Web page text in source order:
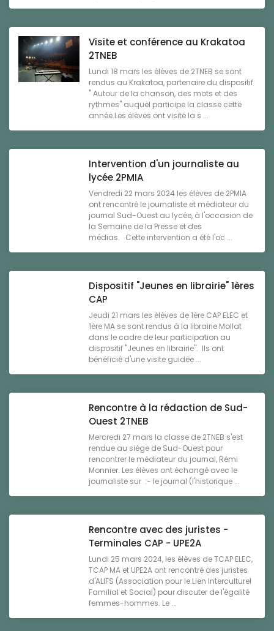
Visite et conférence au Krakatoa
2TNEB
Lundi 18 mars les élèves de 2TNEB se sont
rendus au Krakatoa, partenaire du dispositif
" Autour de la chanson, des mots et des
rythmes" auquel participe la classe cette
année.Les élèves ont visité la s ...
Intervention d'un journaliste au
lycée 2PMIA
Vendredi 22 mars 2024 les élèves de 2PMIA
ont rencontré le journaliste et médiateur du
journal Sud-Ouest au lycée, à l'occasion de
la Semaine de la Presse et des
médias. Cette intervention a été l'oc ...
Dispositif "Jeunes en librairie" 1ères
CAP
Jeudi 21 mars les élèves de 1ère CAP ELEC et
1ère MA se sont rendus à la librairie Mollat
dans le cadre de leur participation au
dispositif "Jeunes en librairie". Ils ont
bénéficié d'une visite guidée ...
Rencontre à la rédaction de Sud-
Ouest 2TNEB
Mercredi 27 mars la classe de 2TNEB s'est
rendue au siège de Sud-Ouest pour
rencontrer le médiateur du journal, Rémi
Monnier. Les élèves ont échangé avec le
journaliste sur :- le journal (l'historique ...
Rencontre avec des juristes -
Terminales CAP - UPE2A
Lundi 25 mars 2024, les élèves de TCAP ELEC,
TCAP MA et UPE2A ont rencontré des juristes
d'ALIFS (Association pour le Lien Interculturel
Familial et Social) pour discuter de l'égalité
femmes-hommes. Le ...